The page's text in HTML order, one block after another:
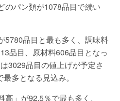
のパン類が1078品目で続い
5780品目と最も多く、調味料
品目、原材料606品目となっ
3029品目の値上げが予定さ
多となる見込み。
」が92.5％で最も多く、